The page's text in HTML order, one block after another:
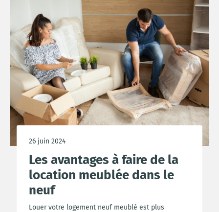
26 juin 2024
Les avantages à faire de la
location meublée dans le
neuf
Louer votre logement neuf meublé est plus